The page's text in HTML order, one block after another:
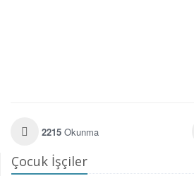
2215 Okunma
Çocuk İşçiler